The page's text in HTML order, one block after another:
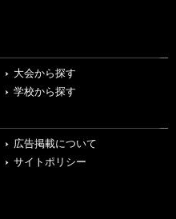
大会から探す
学校から探す
広告掲載について
サイトポリシー